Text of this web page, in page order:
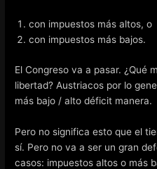
con impuestos más altos, o
con impuestos más bajos.
El Congreso va a pasar. ¿Qué
libertad? Austriacos por lo
más bajo / alto déficit manera.
Pero no significa esto que el
sí. Pero no va a ser un gran
casos: impuestos altos o más